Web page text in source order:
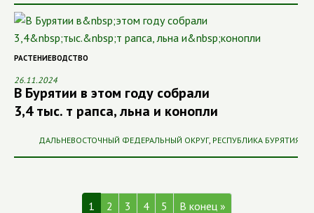
РАСТЕНИЕВОДСТВО
26.11.2024
В Бурятии в этом году собрали
3,4 тыс. т рапса, льна и конопли
ДАЛЬНЕВОСТОЧНЫЙ ФЕДЕРАЛЬНЫЙ ОКРУГ, РЕСПУБЛИКА БУРЯТИЯ
1 2 3 4 5 В конец »